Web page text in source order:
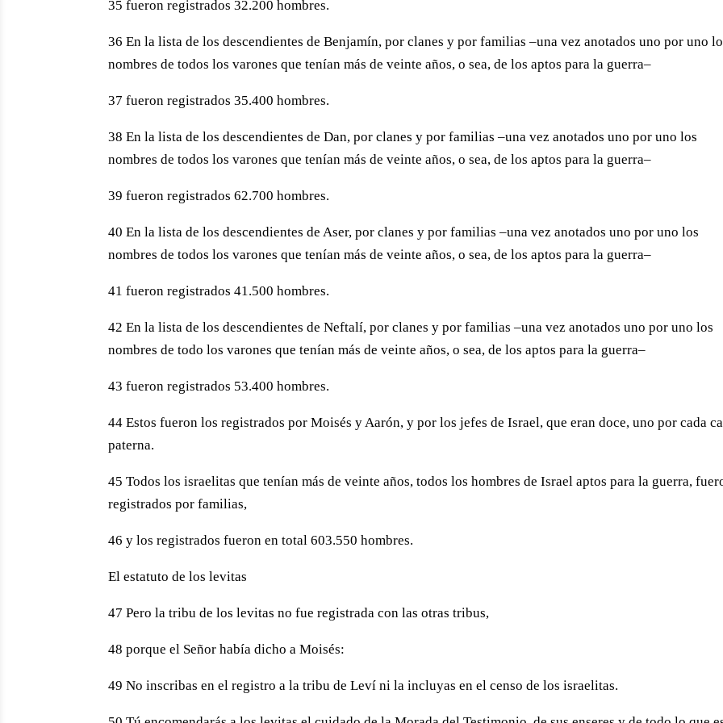
35 fueron registrados 32.200 hombres.
36 En la lista de los descendientes de Benjamín, por clanes y por familias –una vez anotados uno por uno
nombres de todos los varones que tenían más de veinte años, o sea, de los aptos para la guerra–
37 fueron registrados 35.400 hombres.
38 En la lista de los descendientes de Dan, por clanes y por familias –una vez anotados uno por uno los
nombres de todos los varones que tenían más de veinte años, o sea, de los aptos para la guerra–
39 fueron registrados 62.700 hombres.
40 En la lista de los descendientes de Aser, por clanes y por familias –una vez anotados uno por uno los
nombres de todos los varones que tenían más de veinte años, o sea, de los aptos para la guerra–
41 fueron registrados 41.500 hombres.
42 En la lista de los descendientes de Neftalí, por clanes y por familias –una vez anotados uno por uno los
nombres de todo los varones que tenían más de veinte años, o sea, de los aptos para la guerra–
43 fueron registrados 53.400 hombres.
44 Estos fueron los registrados por Moisés y Aarón, y por los jefes de Israel, que eran doce, uno por cada
paterna.
45 Todos los israelitas que tenían más de veinte años, todos los hombres de Israel aptos para la guerra,
registrados por familias,
46 y los registrados fueron en total 603.550 hombres.
El estatuto de los levitas
47 Pero la tribu de los levitas no fue registrada con las otras tribus,
48 porque el Señor había dicho a Moisés:
49 No inscribas en el registro a la tribu de Leví ni la incluyas en el censo de los israelitas.